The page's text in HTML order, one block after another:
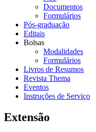
Documentos
Formulários
Pós-graduação
Editais
Bolsas
Modalidades
Formulários
Livros de Resumos
Revista Thema
Eventos
Instruções de Serviço
Extensão